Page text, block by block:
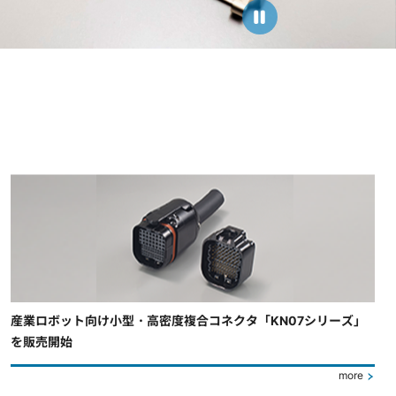
産業ロボット向け小型・高密度複合コネクタ「KN07シリーズ」
を販売開始
more